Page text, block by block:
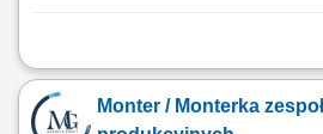
Opis stanowiska: Wykonywanie prac
stalowych i elementach maszyn.
na podstawie rysunku technicznego.
Monter / Monterka